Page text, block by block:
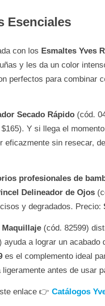
Esenciales
con los Esmaltes Yves
y les da un color
perfectos para combinar
Secado Rápido(cód.
Y si llega el
eficazmente sin resecar,
profesionales de
Delineador de Ojos
y degradados. Precio:
Maquillaje(cód. 82599)
a lograr un acabado
es el complemento ideal
antes de usar
enlace 👉 Catálogos